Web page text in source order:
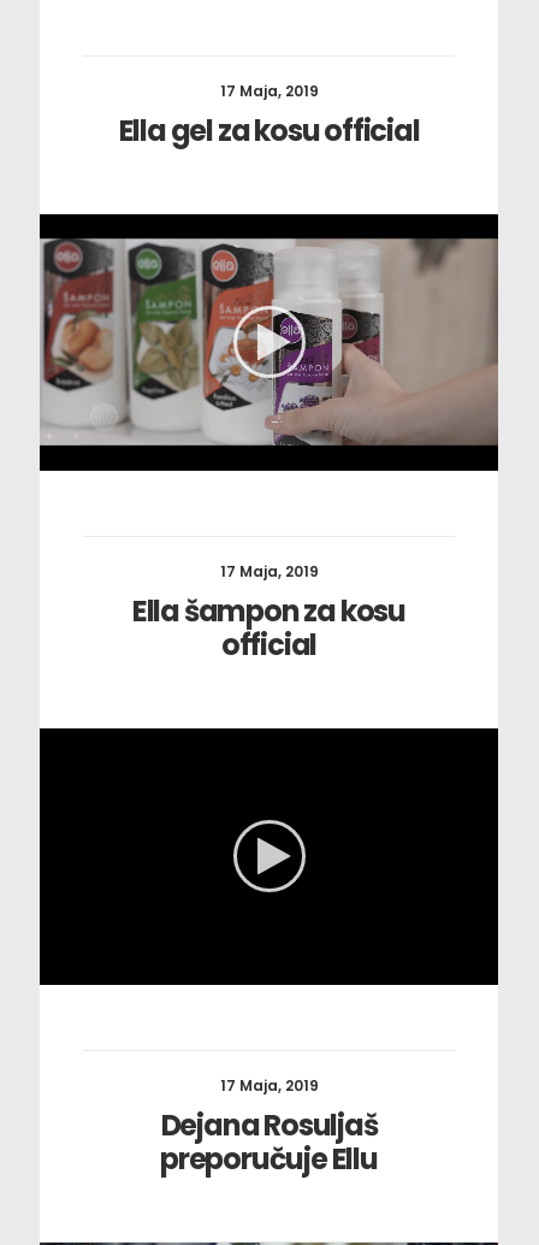
17 Maja, 2019
Ella gel za kosu official
17 Maja, 2019
Ella šampon za kosu
official
17 Maja, 2019
Dejana Rosuljaš
preporučuje Ellu